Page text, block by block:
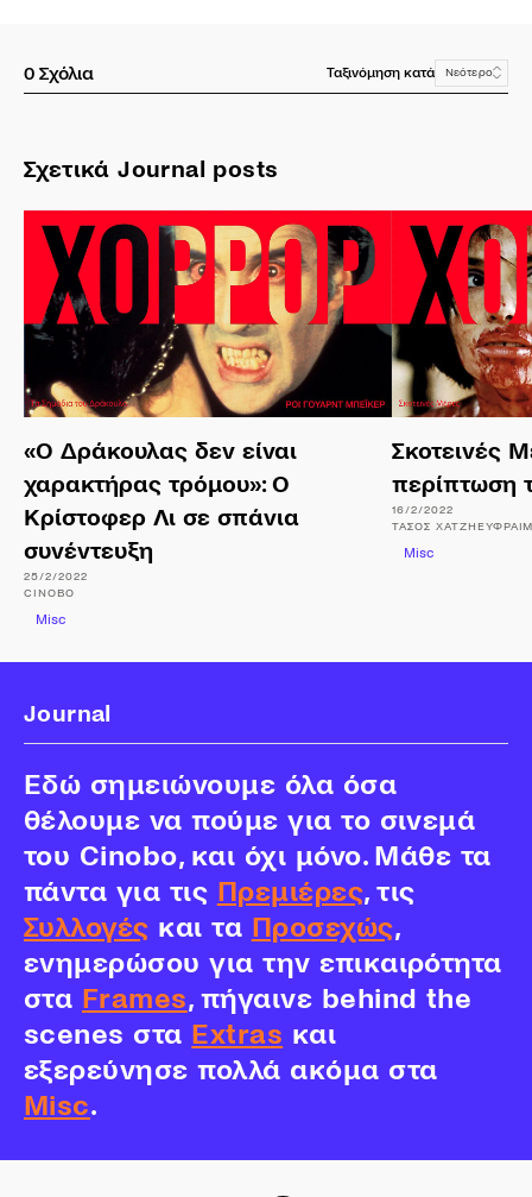
0 Σχόλια Ταξινόμηση κατά Νεότερο
Σχετικά Journal posts
«Ο Δράκουλας δεν είναι
χαρακτήρας τρόμου»: Ο
Κρίστοφερ Λι σε σπάνια
συνέντευξη
25/2/2022
CINOBO
Misc
Σκοτεινές
περίπτωση
16/2/2022
ΤΆΣΟΣ
Misc
Journal
Εδώ σημειώνουμε όλα όσα
θέλουμε να πούμε για το σινεμά
του Cinobo, και όχι μόνο. Μάθε τα
πάντα για τις Πρεμιέρες, τις
Συλλογές και τα Προσεχώς,
ενημερώσου για την επικαιρότητα
στα Frames, πήγαινε behind the
scenes στα Extras και
εξερεύνησε πολλά ακόμα στα
Misc.